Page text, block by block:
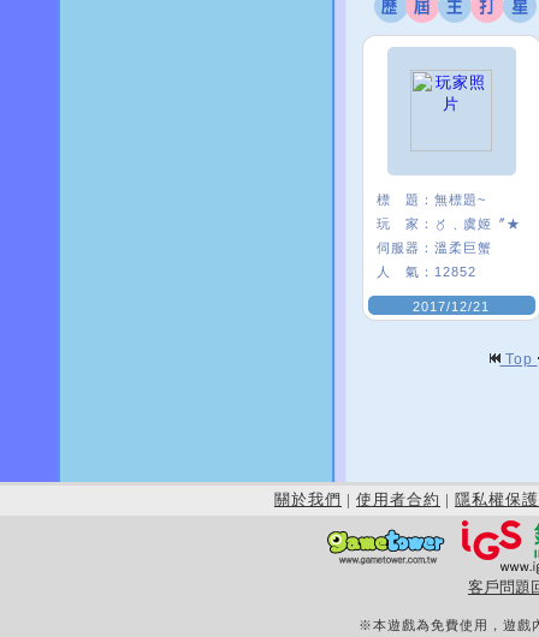
標 題： 無標題~
玩 家：
〥﹑虞姬〞★
伺服器： 溫柔巨蟹
人 氣： 12852
2017/12/21
Top
關於我們 | 使用者合約 | 隱私權保護
客戶問題
※本遊戲為免費使用，遊戲